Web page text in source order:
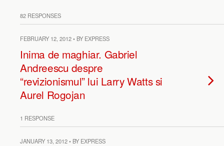
82 RESPONSES
FEBRUARY 12, 2012 • BY EXPRESS
Inima de maghiar. Gabriel
Andreescu despre
“revizionismul” lui Larry Watts si
Aurel Rogojan
1 RESPONSE
JANUARY 13, 2012 • BY EXPRESS